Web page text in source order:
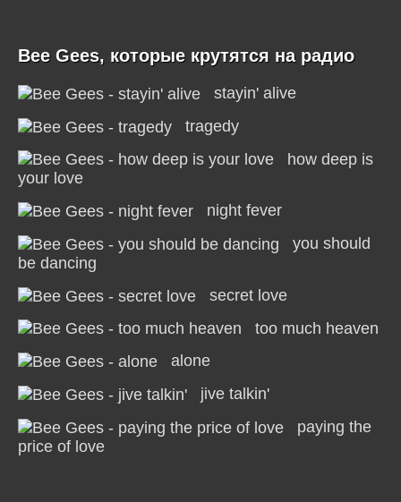
Bee Gees, которые крутятся на радио
stayin' alive
tragedy
how deep is
your love
night fever
you should
be dancing
secret love
too much heaven
alone
jive talkin'
paying the
price of love